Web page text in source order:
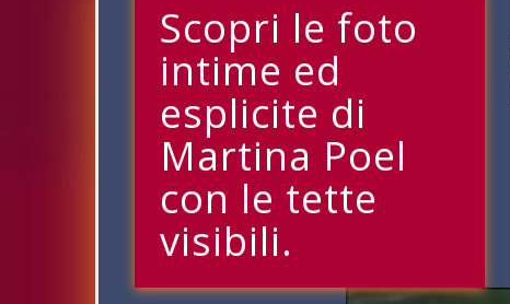
Scopri le foto
intime ed
esplicite di
Martina Poel
con le tette
visibili.